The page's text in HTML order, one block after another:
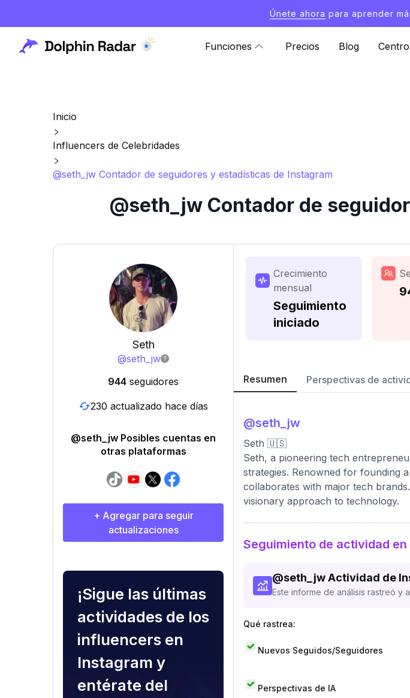
Únete ahora para aprender
Funciones Precios Blog
Inicio
Influencers de Celebridades
@seth_jw Contador de seguidores y estadísticas de Instagram
@seth_jw Contador de
Seth
@seth_jw
944 seguidores
230 actualizado hace días
@seth_jw Posibles cuentas en
otras plataformas
+ Agregar para seguir
actualizaciones
¡Sigue las últimas
actividades de los
influencers en
Instagram y
entérate del
Crecimiento
mensual
Seguimiento
iniciado
Resumen Perspectivas de
@seth_jw
Seth 🇺🇸
Seth, a pioneering tech
strategies. Renowned for founding
collaborates with major tech
visionary approach to technology.
Seguimiento de actividad
@seth_jwActividad de
Este informe de análisis rastreó y
Qué rastrea:
Nuevos Seguidos/Seguidores
Perspectivas de IA